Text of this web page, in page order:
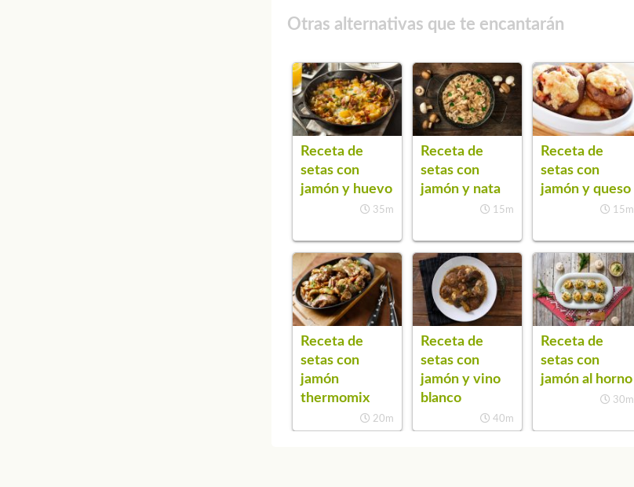
Otras alternativas que te encantarán
Receta de
setas con
jamón y huevo
35m
Receta de
setas con
jamón y nata
15m
Receta de
setas con
jamón y queso
15m
Receta de
setas con
jamón
thermomix
20m
Receta de
setas con
jamón y vino
blanco
40m
Receta de
setas con
jamón al horno
30m